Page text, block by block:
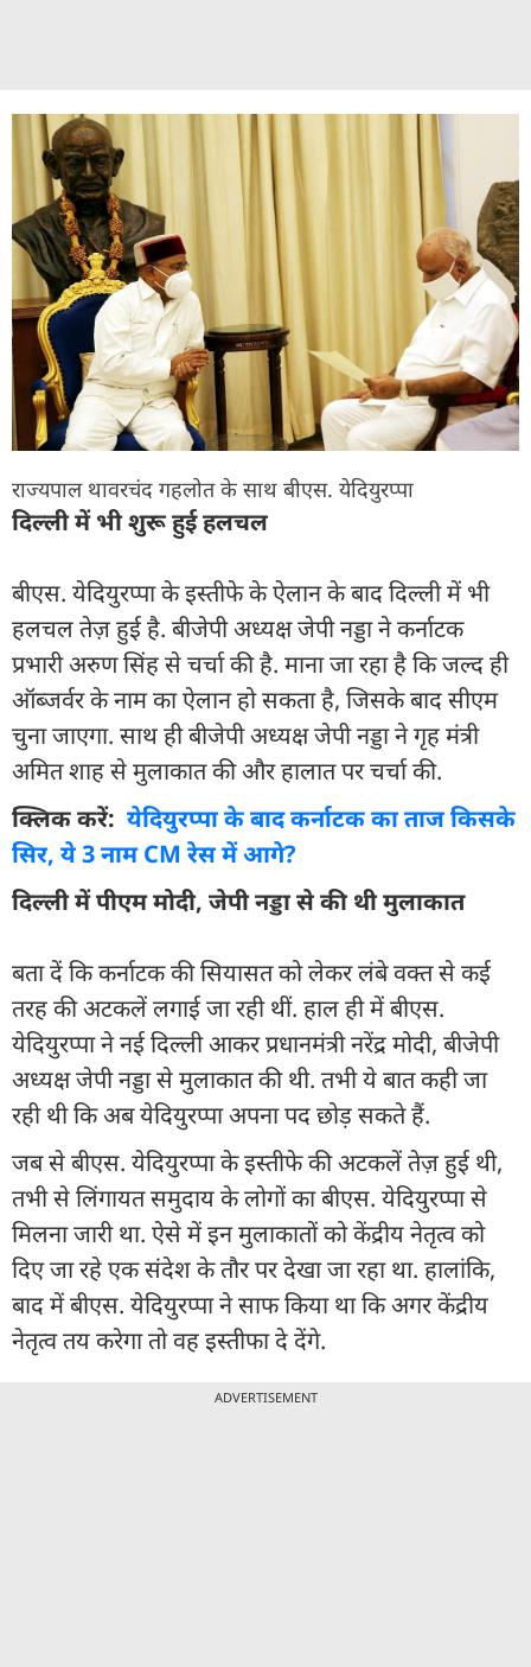
राज्यपाल थावरचंद गहलोत के साथ बीएस. येदियुरप्पा
दिल्ली में भी शुरू हुई हलचल
बीएस. येदियुरप्पा के इस्तीफे के ऐलान के बाद दिल्ली में भी
हलचल तेज़ हुई है. बीजेपी अध्यक्ष जेपी नड्डा ने कर्नाटक
प्रभारी अरुण सिंह से चर्चा की है. माना जा रहा है कि जल्द ही
ऑब्जर्वर के नाम का ऐलान हो सकता है, जिसके बाद सीएम
चुना जाएगा. साथ ही बीजेपी अध्यक्ष जेपी नड्डा ने गृह मंत्री
अमित शाह से मुलाकात की और हालात पर चर्चा की.
क्लिक करें: येदियुरप्पा के बाद कर्नाटक का ताज किसके
सिर, ये 3 नाम CM रेस में आगे?
दिल्ली में पीएम मोदी, जेपी नड्डा से की थी मुलाकात
बता दें कि कर्नाटक की सियासत को लेकर लंबे वक्त से कई
तरह की अटकलें लगाई जा रही थीं. हाल ही में बीएस.
येदियुरप्पा ने नई दिल्ली आकर प्रधानमंत्री नरेंद्र मोदी, बीजेपी
अध्यक्ष जेपी नड्डा से मुलाकात की थी. तभी ये बात कही जा
रही थी कि अब येदियुरप्पा अपना पद छोड़ सकते हैं.
जब से बीएस. येदियुरप्पा के इस्तीफे की अटकलें तेज़ हुई थी,
तभी से लिंगायत समुदाय के लोगों का बीएस. येदियुरप्पा से
मिलना जारी था. ऐसे में इन मुलाकातों को केंद्रीय नेतृत्व को
दिए जा रहे एक संदेश के तौर पर देखा जा रहा था. हालांकि,
बाद में बीएस. येदियुरप्पा ने साफ किया था कि अगर केंद्रीय
नेतृत्व तय करेगा तो वह इस्तीफा दे देंगे.
ADVERTISEMENT